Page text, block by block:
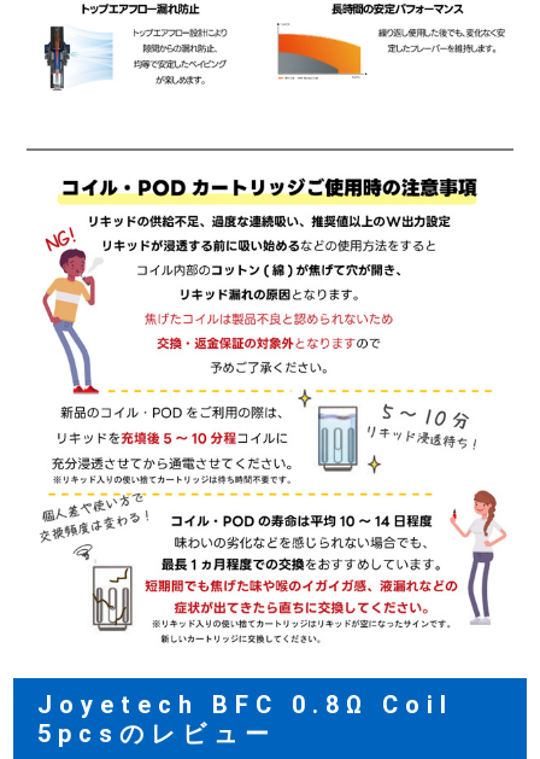
Joyetech BFC 0.8Ω Coil
5pcsのレビュー